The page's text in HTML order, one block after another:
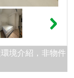
境介紹，非物件